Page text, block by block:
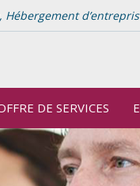
DE SERVICES